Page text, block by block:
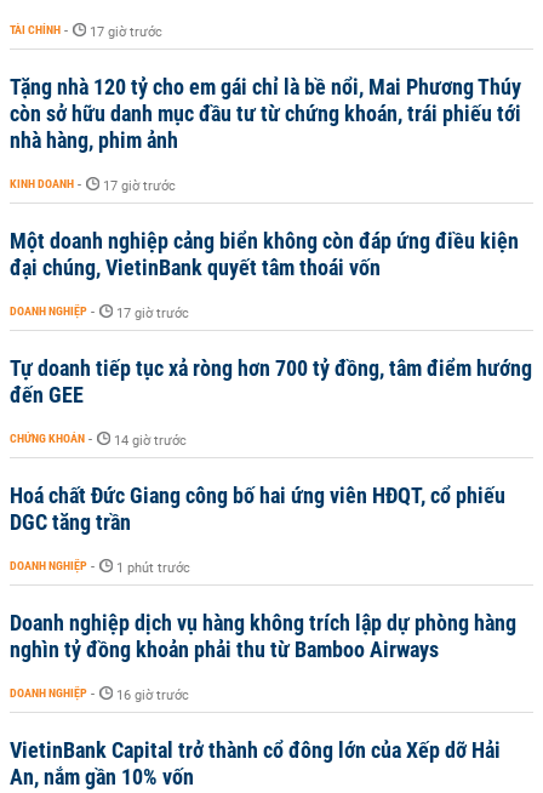
TÀI CHÍNH - 17 giờ trước
Tặng nhà 120 tỷ cho em gái chỉ là bề nổi, Mai Phương Thúy
còn sở hữu danh mục đầu tư từ chứng khoán, trái phiếu tới
nhà hàng, phim ảnh
KINH DOANH - 17 giờ trước
Một doanh nghiệp cảng biển không còn đáp ứng điều kiện
đại chúng, VietinBank quyết tâm thoái vốn
DOANH NGHIỆP - 17 giờ trước
Tự doanh tiếp tục xả ròng hơn 700 tỷ đồng, tâm điểm hướng
đến GEE
CHỨNG KHOÁN - 14 giờ trước
Hoá chất Đức Giang công bố hai ứng viên HĐQT, cổ phiếu
DGC tăng trần
DOANH NGHIỆP - 1 phút trước
Doanh nghiệp dịch vụ hàng không trích lập dự phòng hàng
nghìn tỷ đồng khoản phải thu từ Bamboo Airways
DOANH NGHIỆP - 16 giờ trước
VietinBank Capital trở thành cổ đông lớn của Xếp dỡ Hải
An, nắm gần 10% vốn